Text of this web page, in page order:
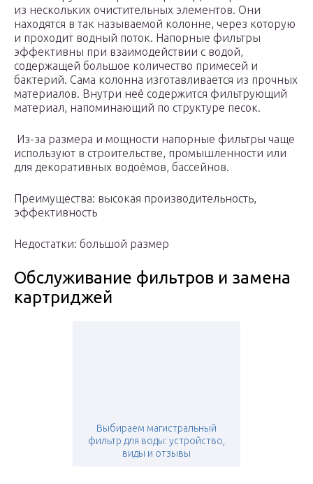
из нескольких очистительных элементов. Они
находятся в так называемой колонне, через которую
и проходит водный поток. Напорные фильтры
эффективны при взаимодействии с водой,
содержащей большое количество примесей и
бактерий. Сама колонна изготавливается из прочных
материалов. Внутри неё содержится фильтрующий
материал, напоминающий по структуре песок.
Из-за размера и мощности напорные фильтры чаще
используют в строительстве, промышленности или
для декоративных водоёмов, бассейнов.
Преимущества: высокая производительность,
эффективность
Недостатки: большой размер
Обслуживание фильтров и замена
картриджей
Выбираем магистральный
фильтр для воды: устройство,
виды и отзывы